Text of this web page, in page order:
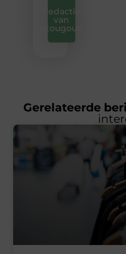
Redactie
van
iztougoud
Gerelateerde